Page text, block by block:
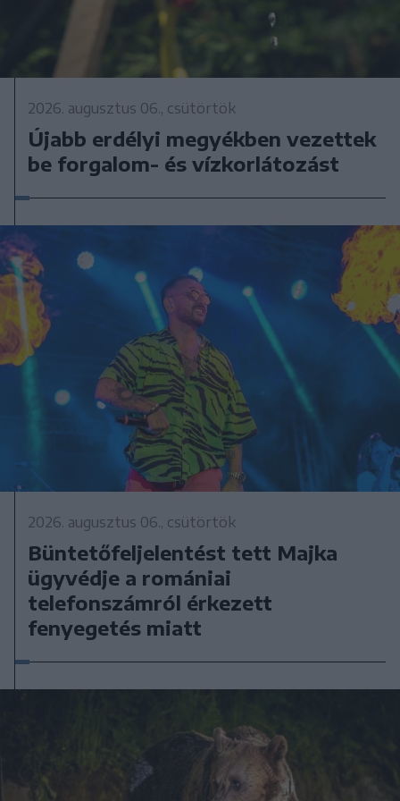
2026. augusztus 06., csütörtök
Újabb erdélyi megyékben vezettek
be forgalom- és vízkorlátozást
2026. augusztus 06., csütörtök
Büntetőfeljelentést tett Majka
ügyvédje a romániai
telefonszámról érkezett
fenyegetés miatt